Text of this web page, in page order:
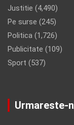
Justitie (4,490)
Pe surse (245)
Politica (1,726)
Publicitate (109)
Sport (537)
Urmareste-